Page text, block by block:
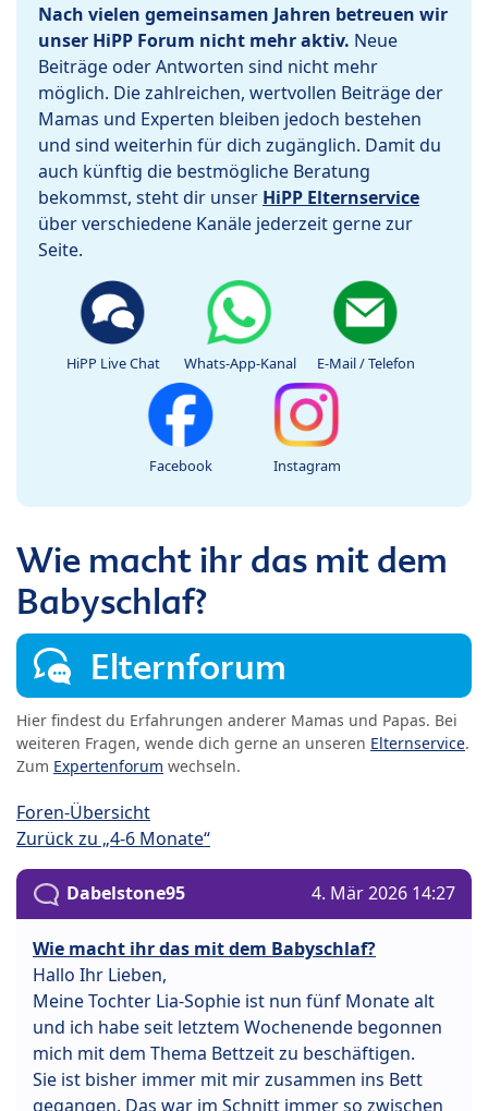
Nach vielen gemeinsamen Jahren betreuen wir
unser HiPP Forum nicht mehr aktiv. Neue
Beiträge oder Antworten sind nicht mehr
möglich. Die zahlreichen, wertvollen Beiträge der
Mamas und Experten bleiben jedoch bestehen
und sind weiterhin für dich zugänglich. Damit du
auch künftig die bestmögliche Beratung
bekommst, steht dir unser HiPP Elternservice
über verschiedene Kanäle jederzeit gerne zur
Seite.
HiPP Live Chat Whats-App-Kanal E-Mail / Telefon
Facebook Instagram
Wie macht ihr das mit dem
Babyschlaf?
Elternforum
Hier findest du Erfahrungen anderer Mamas und Papas. Bei
weiteren Fragen, wende dich gerne an unseren Elternservice.
Zum Expertenforum wechseln.
Foren-Übersicht
Zurück zu „4-6 Monate“
Dabelstone95 4. Mär 2026 14:27
Wie macht ihr das mit dem Babyschlaf?
Hallo Ihr Lieben,
Meine Tochter Lia-Sophie ist nun fünf Monate alt
und ich habe seit letztem Wochenende begonnen
mich mit dem Thema Bettzeit zu beschäftigen.
Sie ist bisher immer mit mir zusammen ins Bett
gegangen. Das war im Schnitt immer so zwischen